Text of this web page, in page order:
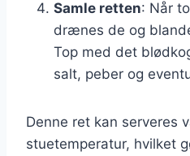
Samle retten: Når
drænes de og
Top med det
salt, peber og
Denne ret kan serveres
stuetemperatur, hvilket